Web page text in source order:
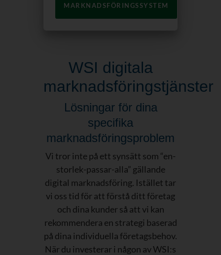
MARKNADSFÖRINGSSYSTEM
WSI digitala
marknadsföringstjänster
Lösningar för dina
specifika
marknadsföringsproblem
Vi tror inte på ett synsätt som “en-
storlek-passar-alla” gällande
digital marknadsföring. Istället tar
vi oss tid för att förstå ditt företag
och dina kunder så att vi kan
rekommendera en strategi baserad
på dina individuella företagsbehov.
När du investerar i någon av WSI:s